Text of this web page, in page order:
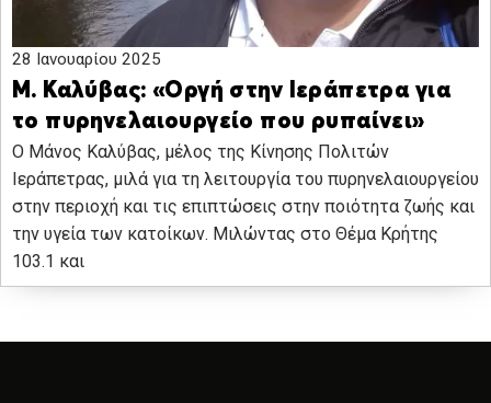
28 Ιανουαρίου 2025
Μ. Καλύβας: «Οργή στην Ιεράπετρα για
το πυρηνελαιουργείο που ρυπαίνει»
Ο Μάνος Καλύβας, μέλος της Κίνησης Πολιτών
Ιεράπετρας, μιλά για τη λειτουργία του πυρηνελαιουργείου
στην περιοχή και τις επιπτώσεις στην ποιότητα ζωής και
την υγεία των κατοίκων. Μιλώντας στο Θέμα Κρήτης
103.1 και